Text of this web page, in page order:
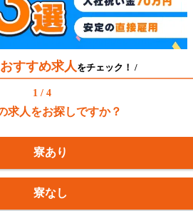
おすすめ求人 をチェック！ /
1 / 4
求人をお探しですか？
寮あり
寮なし